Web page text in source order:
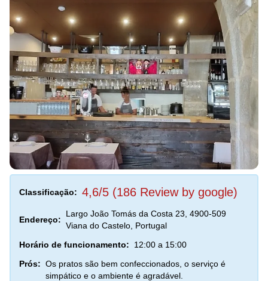
Classificação: 4,6/5 (186 Review by google)
Endereço:
Largo João Tomás da Costa 23, 4900-509
Viana do Castelo, Portugal
Horário de funcionamento:
12:00 a 15:00
Prós: Os pratos são bem confeccionados, o serviço é
simpático e o ambiente é agradável.